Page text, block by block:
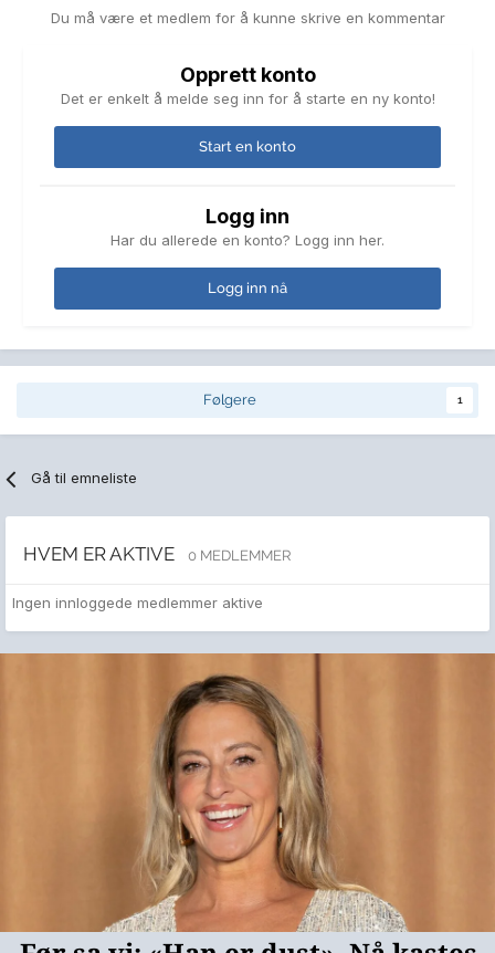
Du må være et medlem for å kunne skrive en kommentar
Opprett konto
Det er enkelt å melde seg inn for å starte en ny konto!
Start en konto
Logg inn
Har du allerede en konto? Logg inn her.
Logg inn nå
Følgere 1
Gå til emneliste
HVEM ER AKTIVE 0 MEDLEMMER
Ingen innloggede medlemmer aktive